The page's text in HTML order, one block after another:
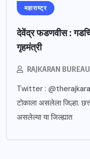
महाराष्ट्र
देवेंद्र फडणवीस :
गृहमंत्री
RAJKARAN BUREAU
Twitter : @therajkaran
टोकाला असलेला जिल्हा.
असलेल्या या जिल्ह्यात